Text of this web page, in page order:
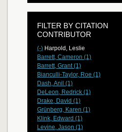
FILTER BY CITATION
CONTRIBUTOR
(-) Harpold, Leslie
Barrett, Cameron (1)
Barrett, Grant (1)
Bianculli-Taylor, Roe (1)
Dash, Anil (1)
DeLeon, Redrick (1)
Drake, David (1)
Grünberg, Karen (1)
Klink, Edward (1)
Levine, Jason (1)